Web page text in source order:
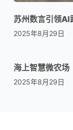
苏州数言引领AI
2025年8月29日
海上智慧微农
2025年8月29日